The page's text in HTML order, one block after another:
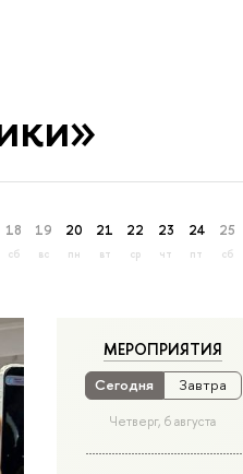
18
сб
19
вс
20
пн
21
вт
22
ср
23
чт
24
пт
25
сб
МЕРОПРИЯТИЯ
Сегодня Завтра
Четверг, 6 августа